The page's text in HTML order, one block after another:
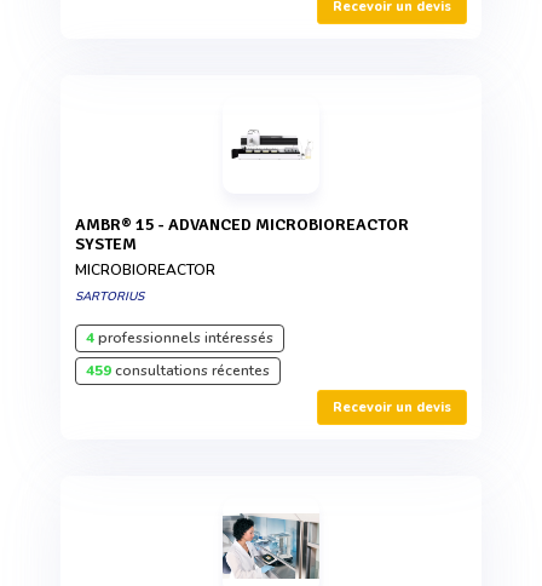
Recevoir un devis
AMBR® 15 - ADVANCED MICROBIOREACTOR
SYSTEM
MICROBIOREACTOR
SARTORIUS
4professionnels intéressés
459consultations récentes
Recevoir un devis